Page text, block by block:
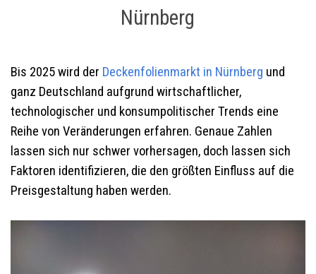
Nürnberg
Bis 2025 wird der Deckenfolienmarkt in Nürnberg und
ganz Deutschland aufgrund wirtschaftlicher,
technologischer und konsumpolitischer Trends eine
Reihe von Veränderungen erfahren. Genaue Zahlen
lassen sich nur schwer vorhersagen, doch lassen sich
Faktoren identifizieren, die den größten Einfluss auf die
Preisgestaltung haben werden.